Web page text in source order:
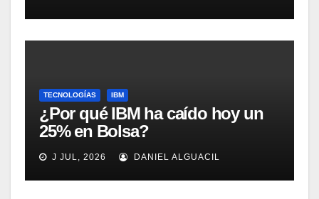
Rockwell Automation
TECNOLOGÍAS IBM
¿Por qué IBM ha caído hoy un
25% en Bolsa?
J JUL, 2026 DANIEL ALGUACIL